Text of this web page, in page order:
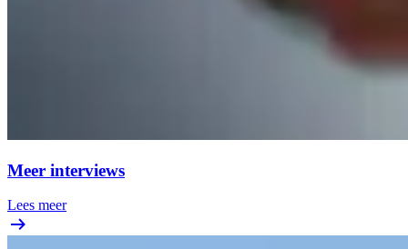
Meer interviews
Lees meer